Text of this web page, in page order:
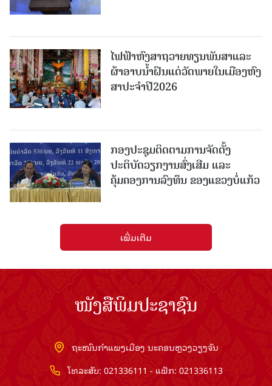
ໄຟຟ້າຫົງສາຖວາຍທຽນພັນສາແລະ
ຜ້າອາບນໍ້າຝົນແດ່ວັດພາຍໃນເມືອງຫົງ
ສາປະຈໍາປີ2026
ກອງປະຊຸມຕິດຕາມການຈັດຕັ້ງ
ປະຕິບັດວຽກງານສົ່ງເສີມ ແລະ
ຄຸ້ມຄອງການລົງທຶນ ຂອງແຂວງບໍ່ແກ້ວ
ເພີ່ມເຕີມ
ໜັງສືພິມປະຊາຊົນ
ຖະໜົນກຳແພງເມືອງ ນະຄອນຫຼວງວຽງຈັນ
ໂທລະສັບ: 021336111 - ແຟັກ: 021336113